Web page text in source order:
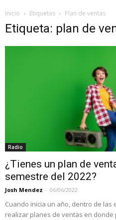
Inicio Etiquetas Plan de ventas
Etiqueta: plan de
Radio
¿Tienes un plan de
semestre del 2022?
Josh Mendez - 06/06/2022
Cuando inicia un año, dentro de las
realizar planes de ventas en